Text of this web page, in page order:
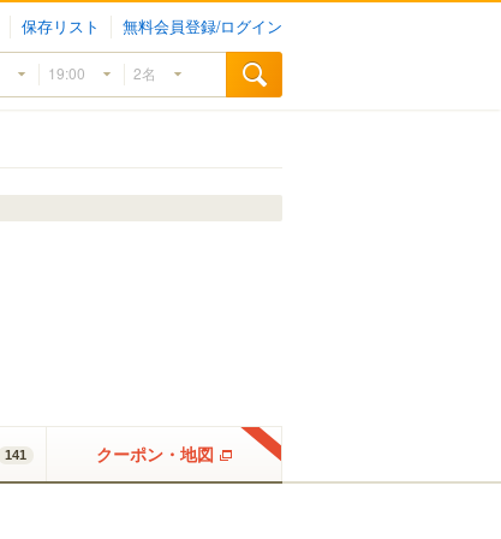
保存リスト 無料会員登録/ログイン
141 クーポン・地図